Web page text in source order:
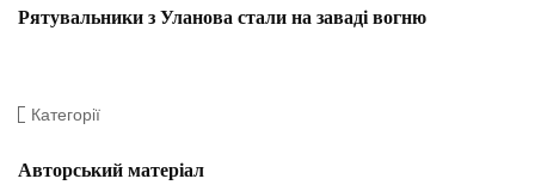
Рятувальники з Уланова стали на заваді вогню
Категорії
Авторський матеріал